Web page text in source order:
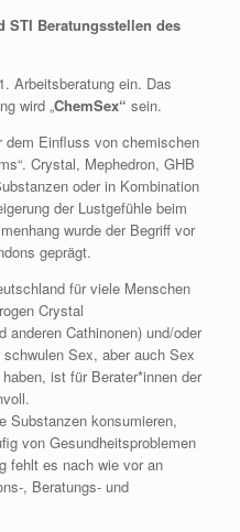
STI Beratungsstellen des
Arbeitsberatung ein. Das
wird „ChemSex“ sein.
dem Einfluss von chemischen
Crystal, Mephedron, GHB
oder in Kombination
der Lustgefühle beim
wurde der Begriff vor
geprägt.
für viele Menschen
Crystal
anderen Cathinonen) und/oder
Sex, aber auch Sex
ist für Berater*innen der
Substanzen konsumieren,
von Gesundheitsproblemen
fehlt es nach wie vor an
, Beratungs- und